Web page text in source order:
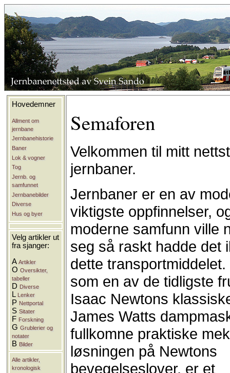
Hovedemner
Allment om
jernbane
Jernbanehistorie
Baner
Lok & vogner
Tog
Jernb. og
samfunnet
Jernbanebilder
Diverse
Hus og byer
Velg artikler ut
fra sjanger:
AArtikler
OOversikter,
tabeller
D Diverse
L Lenker
P Nettportal
SSitater
F Forskning
GGrublerier og
notater
B Bilder
Alle artikler,
kronologisk
Semaforen
Velkommen til mitt
jernbaner.
Jernbaner er en av
viktigste oppfinnelser,
moderne samfunn ville
seg så raskt hadde det
dette
som en av de tidligste
Isaac Newtons
James Watts
fullkomne praktiske
løsningen på Newtons
bevegelseslover, er et